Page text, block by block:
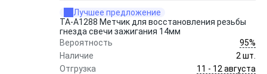
Лучшее предложение
TA-A1288 Метчик для восстановления резьбы
гнезда свечи зажигания 14мм
Вероятность
95%
Наличие
2 шт.
Отгрузка
11 - 12 августа